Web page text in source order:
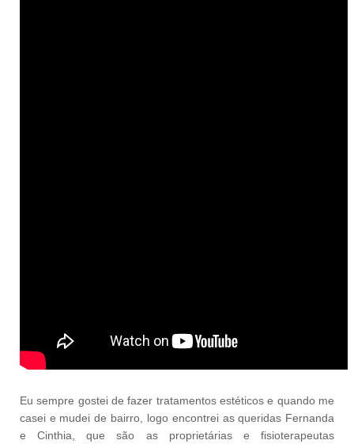
Eu sempre gostei de fazer tratamentos estéticos e quando me
casei e mudei de bairro, logo encontrei as queridas Fernanda
e Cinthia, que são as proprietárias e fisioterapeutas